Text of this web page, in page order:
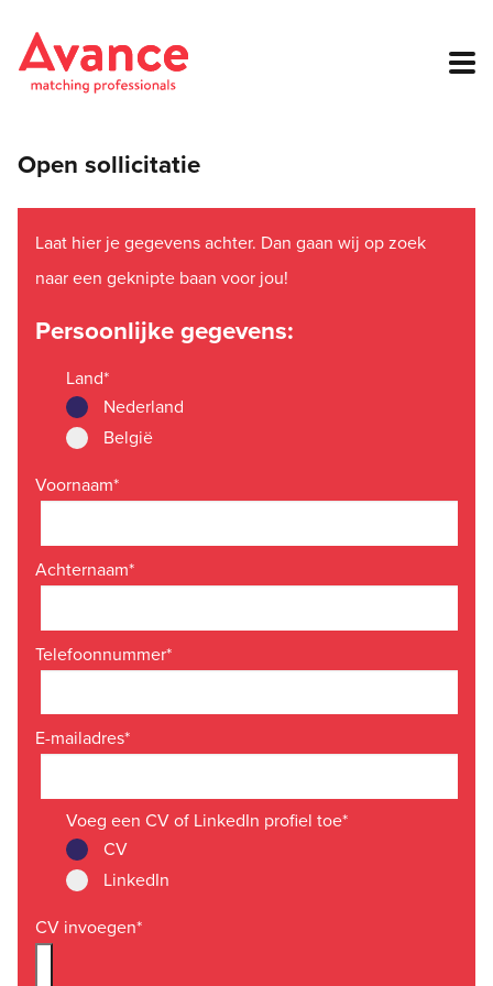
Open sollicitatie
Laat hier je gegevens achter. Dan gaan wij op zoek
naar een geknipte baan voor jou!
Persoonlijke gegevens:
Land*
Nederland
België
Voornaam*
Achternaam*
Telefoonnummer*
E-mailadres*
Voeg een CV of LinkedIn profiel toe*
CV
LinkedIn
CV invoegen*